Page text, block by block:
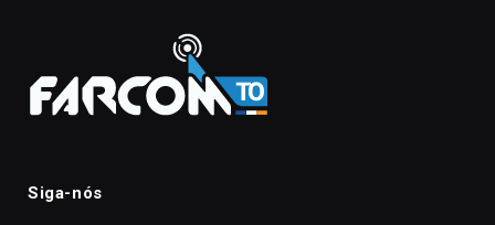
Siga-nós